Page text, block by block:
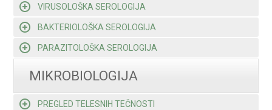
VIRUSOLOŠKA SEROLOGIJA
BAKTERIOLOŠKA SEROLOGIJA
PARAZITOLOŠKA SEROLOGIJA
MIKROBIOLOGIJA
PREGLED TELESNIH TEČNOSTI